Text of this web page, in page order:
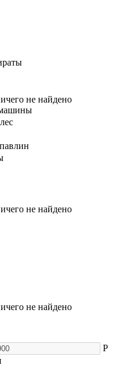
машины
не найдено
не найдено
не найдено
Р